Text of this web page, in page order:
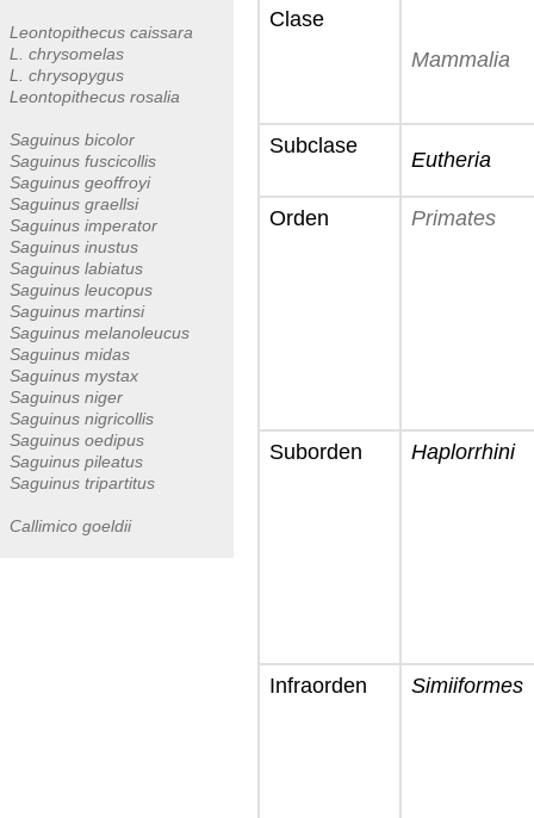
Leontopithecus caissara
L. chrysomelas
L. chrysopygus
Leontopithecus rosalia
Saguinus bicolor
Saguinus fuscicollis
Saguinus geoffroyi
Saguinus graellsi
Saguinus imperator
Saguinus inustus
Saguinus labiatus
Saguinus leucopus
Saguinus martinsi
Saguinus melanoleucus
Saguinus midas
Saguinus mystax
Saguinus niger
Saguinus nigricollis
Saguinus oedipus
Saguinus pileatus
Saguinus tripartitus
Callimico goeldii
Clase
Mammalia
Subclase
Eutheria
Orden Primates
Suborden Haplorrhini
Infraorden Simiiformes